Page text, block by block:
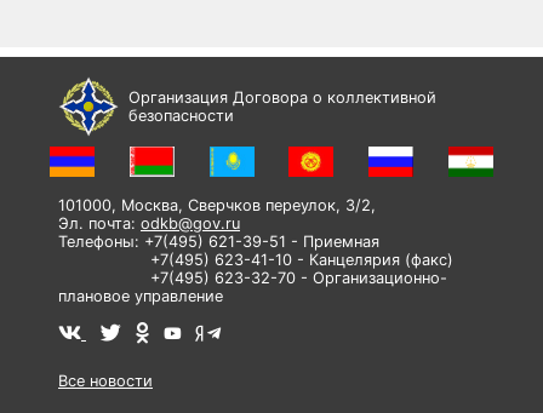
Организация Договора о коллективной
безопасности
101000, Москва, Сверчков переулок, 3/2,
Эл. почта: odkb@gov.ru
Телефоны: +7(495) 621-39-51 - Приемная
+7(495) 623-41-10 - Канцелярия (факс)
+7(495) 623-32-70 - Организационно-
плановое управление
Все новости